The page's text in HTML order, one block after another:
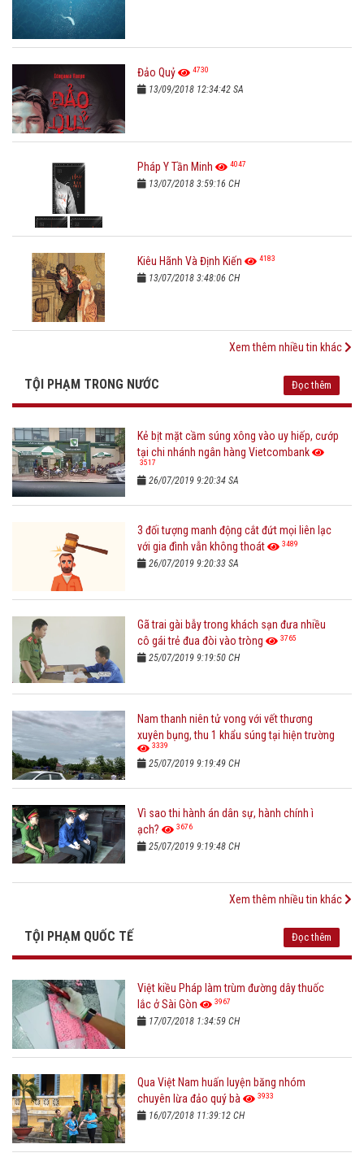
Đảo Quỷ 4730
13/09/2018 12:34:42 SA
Pháp Y Tần Minh 4047
13/07/2018 3:59:16 CH
Kiêu Hãnh Và Định Kiến 4183
13/07/2018 3:48:06 CH
Xem thêm nhiều tin khác
TỘI PHẠM TRONG NƯỚC Đọc thêm
Kẻ bịt mặt cầm súng xông vào uy hiếp, cướp
tại chi nhánh ngân hàng Vietcombank
3517
26/07/2019 9:20:34 SA
3 đối tượng manh động cắt đứt mọi liên lạc
với gia đình vẫn không thoát
3489
26/07/2019 9:20:33 SA
Gã trai gài bẫy trong khách sạn đưa nhiều
cô gái trẻ đua đòi vào tròng
3765
25/07/2019 9:19:50 CH
Nam thanh niên tử vong với vết thương
xuyên bụng, thu 1 khẩu súng tại hiện trường
3339
25/07/2019 9:19:49 CH
Vì sao thi hành án dân sự, hành chính ì
ạch?
3676
25/07/2019 9:19:48 CH
Xem thêm nhiều tin khác
TỘI PHẠM QUỐC TẾ Đọc thêm
Việt kiều Pháp làm trùm đường dây thuốc
lắc ở Sài Gòn
3967
17/07/2018 1:34:59 CH
Qua Việt Nam huấn luyện băng nhóm
chuyên lừa đảo quý bà
3933
16/07/2018 11:39:12 CH